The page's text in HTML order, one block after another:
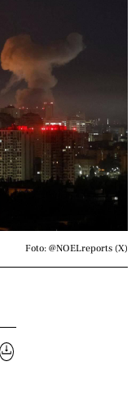
Foto: @NOELreports (X)